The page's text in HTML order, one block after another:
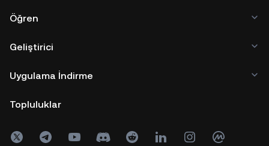
Öğren
Geliştirici
Uygulama İndirme
Topluluklar